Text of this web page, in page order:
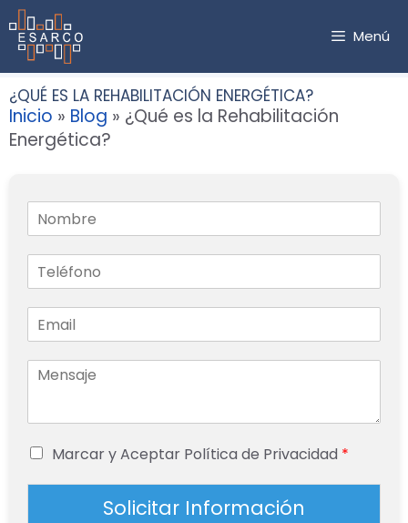
Saltar
al
contenido
Menú
¿QUÉ ES LA REHABILITACIÓN ENERGÉTICA?
Inicio » Blog » ¿Qué es la Rehabilitación
Energética?
Marcar y Aceptar Política de Privacidad *
Solicitar Información